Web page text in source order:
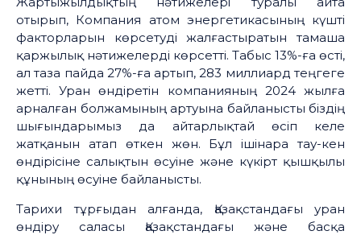
отырып, Компания атом энергетикасының күшті
факторларын көрсетуді жалғастыратын тамаша
қаржылық нәтижелерді көрсетті. Табыс 13%-ға өсті,
ал таза пайда 27%-ға артып, 283 миллиард теңгеге
жетті. Уран өндіретін компанияның 2024 жылға
арналған болжамының артуына байланысты біздің
шығындарымыз да айтарлықтай өсіп келе
жатқанын атап өткен жөн. Бұл ішінара тау-кен
өндірісіне салықтын өсуіне және күкірт қышқылы
құнының өсуіне байланысты.
Тарихи тұрғыдан алғанда, Қазақстандағы уран
өндіру саласы Қазақстандағы және басқа